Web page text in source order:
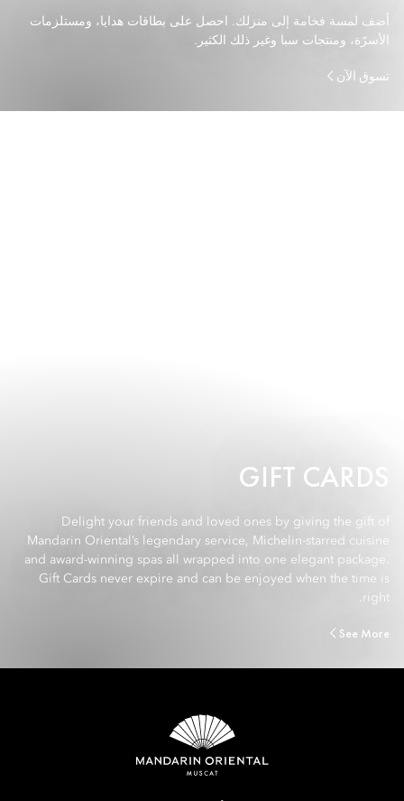
أضف لمسة فخامة إلى منزلك. احصل على بطاقات هدايا، ومستلزمات
الأسرّة، ومنتجات سبا وغير ذلك الكثير.
تسوق الآن
GIFT CARDS
Delight your friends and loved ones by giving the gift of
Mandarin Oriental’s legendary service, Michelin-starred cuisine
and award-winning spas all wrapped into one elegant package.
Gift Cards never expire and can be enjoyed when the time is
right.
See More